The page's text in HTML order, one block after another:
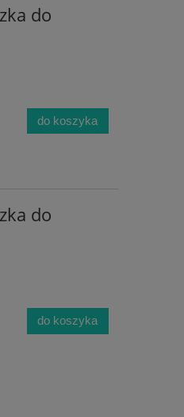
do
do koszyka
do
do koszyka